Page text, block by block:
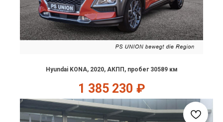
Hyundai KONA, 2020, АКПП, пробег 30589 км
1 385 230 ₽